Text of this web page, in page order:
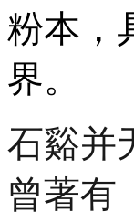
粉本，
界。
石谿并
曾著有